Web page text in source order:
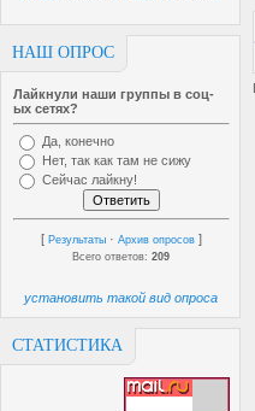
НАШ ОПРОС
Лайкнули наши группы в соц-
ых сетях?
Да, конечно
Нет, так как там не сижу
Сейчас лайкну!
[ Результаты · Архив опросов ]
Всего ответов:209
установить такой вид опроса
СТАТИСТИКА